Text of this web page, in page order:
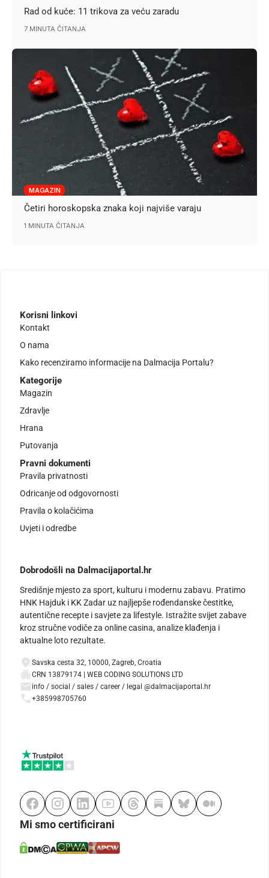
Rad od kuće: 11 trikova za veću zaradu
7 MINUTA ČITANJA
MAGAZIN
Četiri horoskopska znaka koji najviše varaju
1 MINUTA ČITANJA
Korisni linkovi
Kontakt
O nama
Kako recenziramo informacije na Dalmacija Portalu?
Kategorije
Magazin
Zdravlje
Hrana
Putovanja
Pravni dokumenti
Pravila privatnosti
Odricanje od odgovornosti
Pravila o kolačićima
Uvjeti i odredbe
Dobrodošli na Dalmacijaportal.hr
Središnje mjesto za sport, kulturu i modernu zabavu. Pratimo
HNK Hajduk i KK Zadar uz najljepše rođendanske čestitke,
autentične recepte i savjete za lifestyle. Istražite svijet zabave
kroz stručne vodiče za online casina, analize klađenja i
aktualne loto rezultate.
Savska cesta 32, 10000, Zagreb, Croatia
CRN 13879174 | WEB CODING SOLUTIONS LTD
info / social / sales / career / legal @dalmacijaportal.hr
+385998705760
Mi smo certificirani